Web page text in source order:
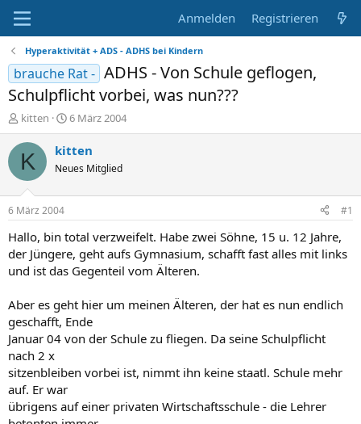
Anmelden Registrieren
Hyperaktivität + ADS - ADHS bei Kindern
brauche Rat - ADHS - Von Schule geflogen,
Schulpflicht vorbei, was nun???
E
r
s
l
e
r
kitten
E
r
s
e
t
a
6 März 2004
K kitten
Neues Mitglied
6 März 2004 #1
Hallo, bin total verzweifelt. Habe zwei Söhne, 15 u. 12 Jahre,
der Jüngere, geht aufs Gymnasium, schafft fast alles mit links
und ist das Gegenteil vom Älteren.
Aber es geht hier um meinen Älteren, der hat es nun endlich
geschafft, Ende
Januar 04 von der Schule zu fliegen. Da seine Schulpflicht
nach 2 x
sitzenbleiben vorbei ist, nimmt ihn keine staatl. Schule mehr
auf. Er war
übrigens auf einer privaten Wirtschaftsschule - die Lehrer